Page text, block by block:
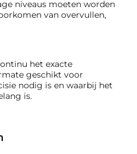
niveaus moeten worden
van overvullen,
het exacte
geschikt voor
nodig is en waarbij het
is.